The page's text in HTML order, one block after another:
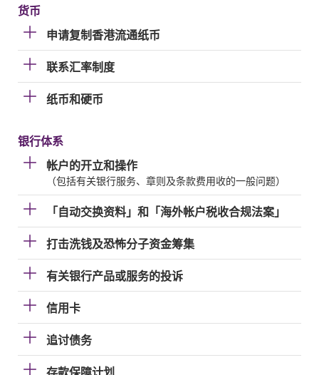
货币
申请复制香港流通纸币
联系汇率制度
纸币和硬币
银行体系
帐户的开立和操作
（包括有关银行服务、章则及条款费用收的一般问题）
「自动交换资料」和「海外帐户税收合规法案」
打击洗钱及恐怖分子资金筹集
有关银行产品或服务的投诉
信用卡
追讨债务
存款保障计划